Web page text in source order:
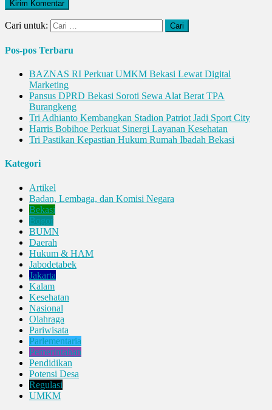
Cari untuk:
Pos-pos Terbaru
BAZNAS RI Perkuat UMKM Bekasi Lewat Digital
Marketing
Pansus DPRD Bekasi Soroti Sewa Alat Berat TPA
Burangkeng
Tri Adhianto Kembangkan Stadion Patriot Jadi Sport City
Harris Bobihoe Perkuat Sinergi Layanan Kesehatan
Tri Pastikan Kepastian Hukum Rumah Ibadah Bekasi
Kategori
Artikel
Badan, Lembaga, dan Komisi Negara
Bekasi
Bogor
BUMN
Daerah
Hukum & HAM
Jabodetabek
Jakarta
Kalam
Kesehatan
Nasional
Olahraga
Pariwisata
Parlementaria
Pemerintahan
Pendidikan
Potensi Desa
Regulasi
UMKM